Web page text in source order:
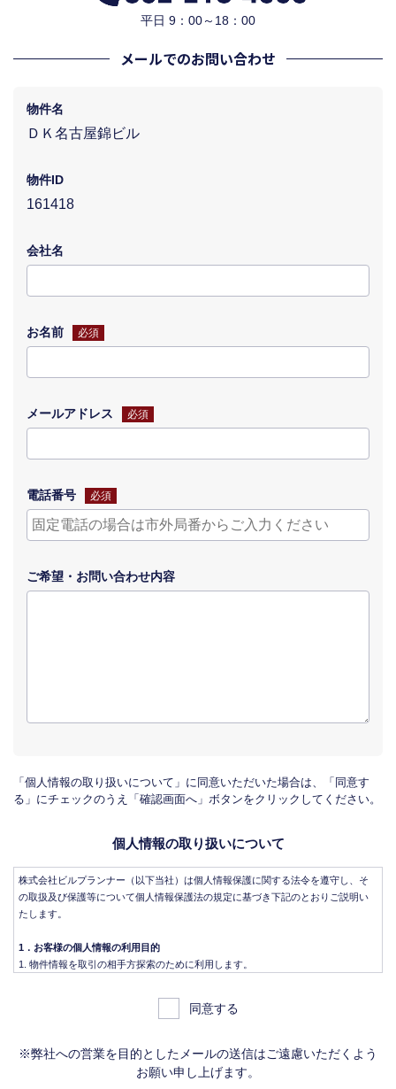
平日 9：00～18：00
メールでのお問い合わせ
物件名
ＤＫ名古屋錦ビル
物件ID
161418
会社名
お名前 必須
メールアドレス 必須
電話番号 必須
ご希望・ お問い合わせ内容
「個人情報の取り扱いについて」に同意いただいた場合は、「同意す
る」にチェックのうえ「確認画面へ」ボタンをクリックしてください。
個人情報の取り扱いについて
株式会社ビルプランナー（以下当社）は個人情報保護に関する法令を遵守し、そ
の取扱及び保護等について個人情報保護法の規定に基づき下記のとおりご説明い
たします。
1．お客様の個人情報の利用目的
物件情報を取引の相手方探索のために利用します。
物件情報を、取引の相手方探索のため指定流通機構の物件検索システム（レイ
ンズ）に登録する場合があります。なお契約後、指定流通機構（宅地建物取引
報は、成約した物件の、物件概要、契約年月日、成約価格などの情報で、氏名
は含みません。）を提供します。指定流通機構は、物件情報及び成約情報を指
定流通機構の会員たる宅地建物取引業者や公的な団体に電子データや紙媒体で
同意する
※弊社への営業を目的としたメールの送信はご遠慮いただくよう
お願い申し上げます。